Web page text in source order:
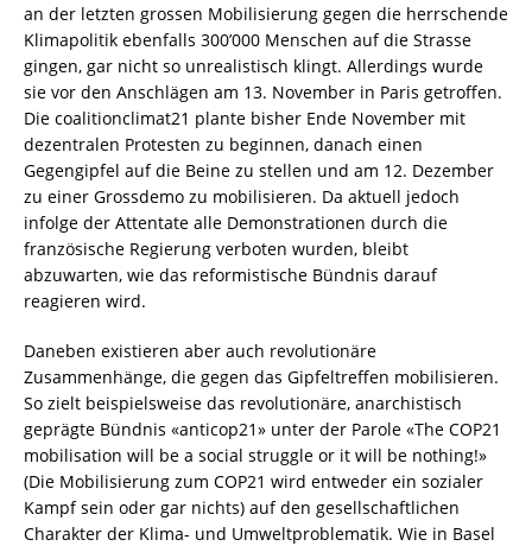
an der letzten grossen Mobilisierung gegen die herrschende
Klimapolitik ebenfalls 300’000 Menschen auf die Strasse
gingen, gar nicht so unrealistisch klingt. Allerdings wurde
sie vor den Anschlägen am 13. November in Paris getroffen.
Die coalitionclimat21 plante bisher Ende November mit
dezentralen Protesten zu beginnen, danach einen
Gegengipfel auf die Beine zu stellen und am 12. Dezember
zu einer Grossdemo zu mobilisieren. Da aktuell jedoch
infolge der Attentate alle Demonstrationen durch die
französische Regierung verboten wurden, bleibt
abzuwarten, wie das reformistische Bündnis darauf
reagieren wird.
Daneben existieren aber auch revolutionäre
Zusammenhänge, die gegen das Gipfeltreffen mobilisieren.
So zielt beispielsweise das revolutionäre, anarchistisch
geprägte Bündnis «anticop21» unter der Parole «The COP21
mobilisation will be a social struggle or it will be nothing!»
(Die Mobilisierung zum COP21 wird entweder ein sozialer
Kampf sein oder gar nichts) auf den gesellschaftlichen
Charakter der Klima- und Umweltproblematik. Wie in Basel